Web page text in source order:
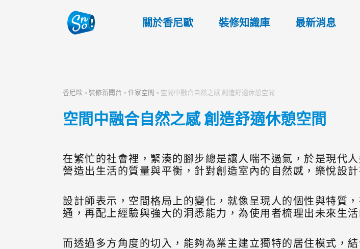
關於香尼歐 裝修知識庫 最新消息
香尼歐 »裝修新聞台 »住家空間 » 空間中融合自然之感 創造舒適休憩空間
空間中融合自然之感 創造舒適休憩空間
在繁忙的社會裡，緊湊的腳步總是讓人喘不過氣，於是現代
營造出生活的質量與平衡，針對創造室內的自然感，樂悅設計
設計師表示，空間格局上的變化，就像呈現人的個性與特質
通，再配上經驗與強大的洞悉能力，為使用者梳理出未來生
而透過多方角度的切入，能夠為業主建立獨特的居住模式，